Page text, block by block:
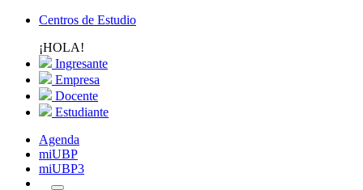
Centros de Estudio
¡HOLA!
Ingresante
Empresa
Docente
Estudiante
Agenda
miUBP
miUBP3